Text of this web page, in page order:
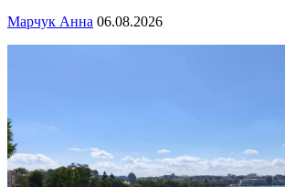
Марчук Анна 06.08.2026